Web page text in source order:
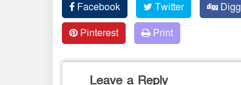
Facebook Twitter Digg
Pinterest
Print
Leave a Reply